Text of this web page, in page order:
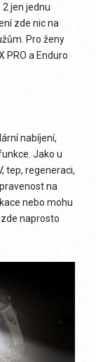
jen jednu
zde nic na
Pro ženy
PRO a Enduro
nabíjení,
Jako u
tep, regeneraci,
na
nebo mohu
naprosto